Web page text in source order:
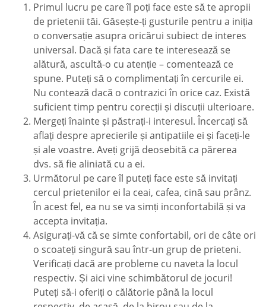
Primul lucru pe care îl poți face este să te apropii
de prietenii tăi. Găsește-ți gusturile pentru a iniția
o conversație asupra oricărui subiect de interes
universal. Dacă și fata care te interesează se
alătură, ascultă-o cu atenție – comentează ce
spune. Puteți să o complimentați în cercurile ei.
Nu contează dacă o contrazici în orice caz. Există
suficient timp pentru corecții și discuții ulterioare.
Mergeți înainte și păstrați-i interesul. Încercați să
aflați despre aprecierile și antipatiile ei și faceți-le
și ale voastre. Aveți grijă deosebită ca părerea
dvs. să fie aliniată cu a ei.
Următorul pe care îl puteți face este să invitați
cercul prietenilor ei la ceai, cafea, cină sau prânz.
În acest fel, ea nu se va simți inconfortabilă și va
accepta invitația.
Asigurați-vă că se simte confortabil, ori de câte ori
o scoateți singură sau într-un grup de prieteni.
Verificați dacă are probleme cu naveta la locul
respectiv. Și aici vine schimbătorul de jocuri!
Puteți să-i oferiți o călătorie până la locul